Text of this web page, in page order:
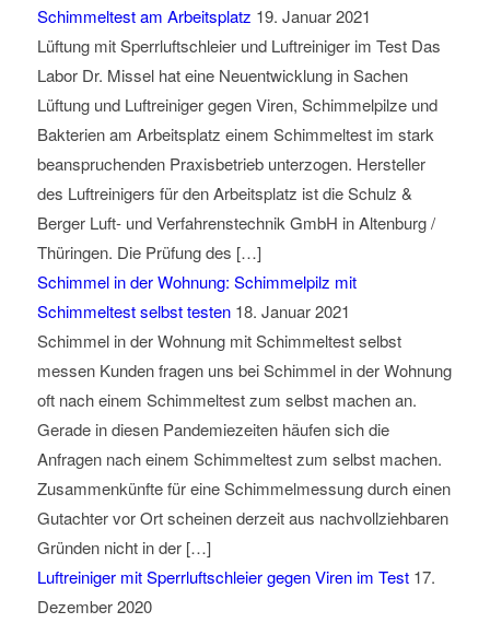
Schimmeltest am Arbeitsplatz 19. Januar 2021
Lüftung mit Sperrluftschleier und Luftreiniger im Test Das
Labor Dr. Missel hat eine Neuentwicklung in Sachen
Lüftung und Luftreiniger gegen Viren, Schimmelpilze und
Bakterien am Arbeitsplatz einem Schimmeltest im stark
beanspruchenden Praxisbetrieb unterzogen. Hersteller
des Luftreinigers für den Arbeitsplatz ist die Schulz &
Berger Luft- und Verfahrenstechnik GmbH in Altenburg /
Thüringen. Die Prüfung des […]
Schimmel in der Wohnung: Schimmelpilz mit
Schimmeltest selbst testen 18. Januar 2021
Schimmel in der Wohnung mit Schimmeltest selbst
messen Kunden fragen uns bei Schimmel in der Wohnung
oft nach einem Schimmeltest zum selbst machen an.
Gerade in diesen Pandemiezeiten häufen sich die
Anfragen nach einem Schimmeltest zum selbst machen.
Zusammenkünfte für eine Schimmelmessung durch einen
Gutachter vor Ort scheinen derzeit aus nachvollziehbaren
Gründen nicht in der […]
Luftreiniger mit Sperrluftschleier gegen Viren im Test 17.
Dezember 2020